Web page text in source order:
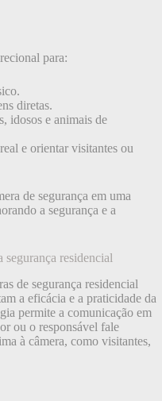
para:
diretas.
idosos e animais de
e orientar visitantes ou
de segurança em uma
a segurança e a
residencial
de segurança residencial
a eficácia e a praticidade da
permite a comunicação em
ou o responsável fale
à câmera, como visitantes,